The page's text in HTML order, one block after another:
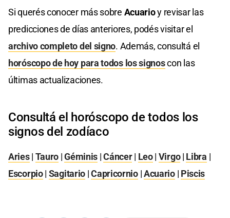
Si querés conocer más sobre Acuarioy revisar las
predicciones de días anteriores, podés visitar el
archivo completo del signo. Además, consultá el
horóscopo de hoy para todos los signoscon las
últimas actualizaciones.
Consultá el horóscopo de todos los
signos del zodíaco
Aries| Tauro |Géminis |Cáncer| Leo| Virgo| Libra |
Escorpio| Sagitario |Capricornio|Acuario| Piscis